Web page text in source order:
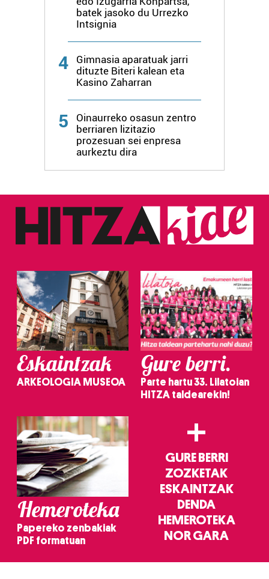
erabiltzen dituen hauta dezakezu.
bazkideen zerrenda, beren ustez zein helburutarako
duten interes legitimoa eta horren aurka nola egin
Lortu zure datu pertsonalak prozesatzeko moduari
buruzko informazio gehiago eta ezarri zure lehentasunak
datuen atalean. Edozein unetan alda edo ken dezakezu
Webgune honek cookie propioak eta hirugarrenen cookie-
fitxategiak erabiltzen ditu. Zure esperientzia eta
zerbitzuak hobetzeko asmoz, cookie teknologiaz
baliatzen gara. Ohar hau onartuz gero, teknologia hori
batek jasoko du Urrezko
Intsignia
4
Gimnasia aparatuak jarri
dituzte Biteri kalean eta
Kasino Zaharran
5
Oinaurreko osasun zentro
berriaren lizitazio
prozesuan sei enpresa
aurkeztu dira
Eskaintzak
ARKEOLOGIA MUSEOA
Gure berri.
Parte hartu 33. Lilatoian
HITZA taldearekin!
Hemeroteka
Papereko zenbakiak
PDF formatuan
+
GURE BERRI
ZOZKETAK
ESKAINTZAK
DENDA
HEMEROTEKA
NOR GARA